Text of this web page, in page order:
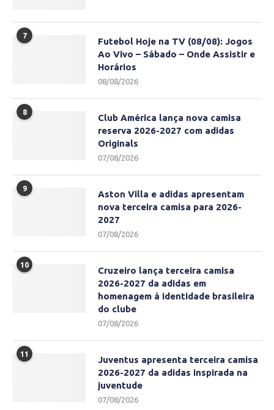
7
Futebol Hoje na TV (08/08): Jogos
Ao Vivo – Sábado – Onde Assistir e
Horários
08/08/2026
8
Club América lança nova camisa
reserva 2026-2027 com adidas
Originals
07/08/2026
9
Aston Villa e adidas apresentam
nova terceira camisa para 2026-
2027
07/08/2026
10
Cruzeiro lança terceira camisa
2026-2027 da adidas em
homenagem à identidade brasileira
do clube
07/08/2026
11
Juventus apresenta terceira camisa
2026-2027 da adidas inspirada na
juventude
07/08/2026